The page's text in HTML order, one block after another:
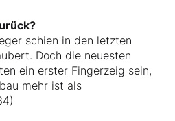
schien in den letzten
Doch die neuesten
ein erster Fingerzeig sein,
mehr ist als